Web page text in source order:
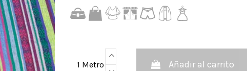
1 Metro Añadir al carrito